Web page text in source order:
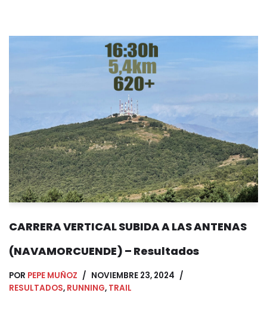
CARRERA VERTICAL SUBIDA A LAS ANTENAS
(NAVAMORCUENDE) – Resultados
POR PEPE MUÑOZ
NOVIEMBRE 23, 2024
RESULTADOS, RUNNING, TRAIL